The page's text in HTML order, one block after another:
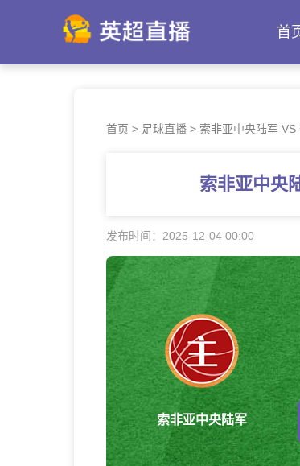
首
首页 > 足球直播 > 索非亚中央陆军
索非亚中央
发布时间：2025-12-04 00:00
索非亚中央陆军